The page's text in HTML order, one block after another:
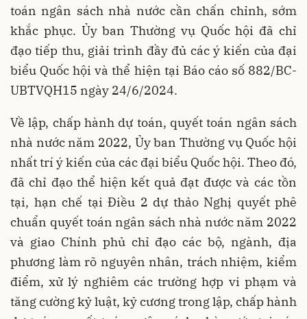
toán ngân sách nhà nước cần chấn chỉnh, sớm
khắc phục. Ủy ban Thường vụ Quốc hội đã chỉ
đạo tiếp thu, giải trình đầy đủ các ý kiến của đại
biểu Quốc hội và thể hiện tại Báo cáo số 882/BC-
UBTVQH15 ngày 24/6/2024.
Về lập, chấp hành dự toán, quyết toán ngân sách
nhà nước năm 2022, Ủy ban Thường vụ Quốc hội
nhất trí ý kiến của các đại biểu Quốc hội. Theo đó,
đã chỉ đạo thể hiện kết quả đạt được và các tồn
tại, hạn chế tại Điều 2 dự thảo Nghị quyết phê
chuẩn quyết toán ngân sách nhà nước năm 2022
và giao Chính phủ chỉ đạo các bộ, ngành, địa
phương làm rõ nguyên nhân, trách nhiệm, kiểm
điểm, xử lý nghiêm các trường hợp vi phạm và
tăng cường kỷ luật, kỷ cương trong lập, chấp hành